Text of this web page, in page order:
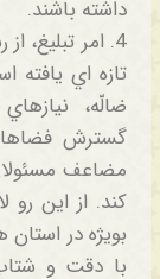
داشته باشند.
4. امر تبليغ،
تازه اي
ضالّه،
گسترش
مضاعف
كند. از اين
بويژه در
با دقت و